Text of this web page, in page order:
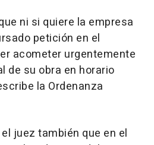
ni si quiere la empresa
petición en el
acometer urgentemente
de su obra en horario
la Ordenanza
juez también que en el